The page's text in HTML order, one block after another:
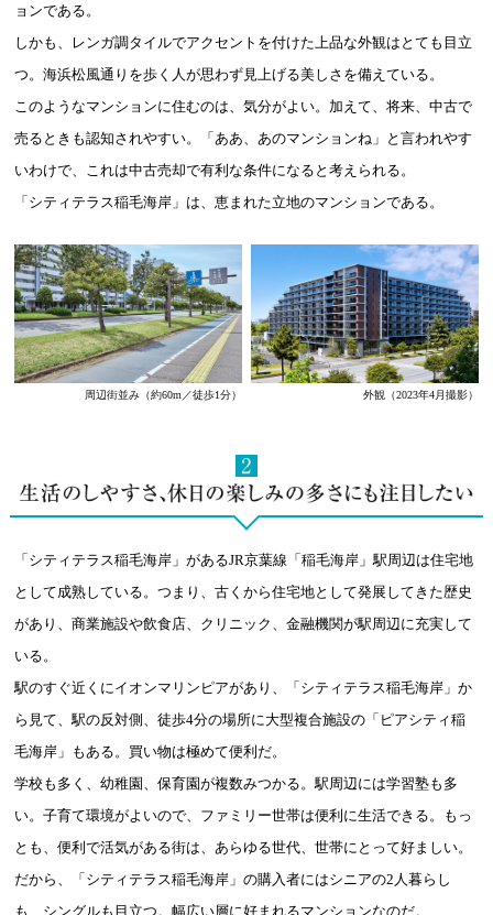
ョンである。
しかも、レンガ調タイルでアクセントを付けた上品な外観はとても目立
つ。海浜松風通りを歩く人が思わず見上げる美しさを備えている。
このようなマンションに住むのは、気分がよい。加えて、将来、中古で
売るときも認知されやすい。「ああ、あのマンションね」と言われやす
いわけで、これは中古売却で有利な条件になると考えられる。
「シティテラス稲毛海岸」は、恵まれた立地のマンションである。
周辺街並み（約60m／徒歩1分） 外観 （2023年4月撮影）
「シティテラス稲毛海岸」があるJR京葉線「稲毛海岸」駅周辺は住宅地
として成熟している。つまり、古くから住宅地として発展してきた歴史
があり、商業施設や飲食店、クリニック、金融機関が駅周辺に充実して
いる。
駅のすぐ近くにイオンマリンピアがあり、「シティテラス稲毛海岸」か
ら見て、駅の反対側、徒歩4分の場所に大型複合施設の「ピアシティ稲
毛海岸」もある。買い物は極めて便利だ。
学校も多く、幼稚園、保育園が複数みつかる。駅周辺には学習塾も多
い。子育て環境がよいので、ファミリー世帯は便利に生活できる。もっ
とも、便利で活気がある街は、あらゆる世代、世帯にとって好ましい。
だから、「シティテラス稲毛海岸」の購入者にはシニアの2人暮らし
も、シングルも目立つ。幅広い層に好まれるマンションなのだ。